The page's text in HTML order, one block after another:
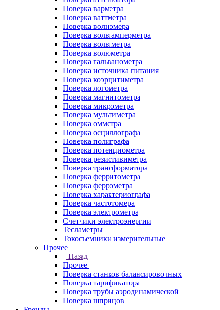
Поверка варметра
Поверка ваттметра
Поверка волномера
Поверка вольтамперметра
Поверка вольтметра
Поверка волюметра
Поверка гальванометра
Поверка источника питания
Поверка коэрцитиметра
Поверка логометра
Поверка магнитометра
Поверка микрометра
Поверка мультиметра
Поверка омметра
Поверка осциллографа
Поверка полиграфа
Поверка потенциометра
Поверка резистивиметра
Поверка трансформатора
Поверка ферритометра
Поверка феррометра
Поверка характериографа
Поверка частотомера
Поверка электрометра
Счетчики электроэнергии
Тесламетры
Токосъемники измерительные
Прочее
Назад
Прочее
Поверка станков балансировочных
Поверка тарификатора
Поверка трубы аэродинамической
Поверка шприцов